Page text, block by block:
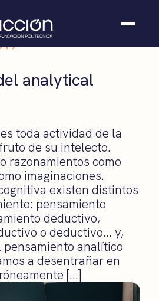
Somos fundación
Casos de éxito
Modo On
Contacto
analytical
toda actividad de la
de su intelecto.
razonamientos como
imaginaciones.
existen distintos
pensamiento
deductivo,
o deductivo… y,
analítico
a desentrañar en
[…]